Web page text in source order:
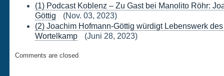
(1) Podcast Koblenz – Zu Gast bei Manolito Röhr:
Göttig
(Nov. 03, 2023)
(2) Joachim Hofmann-Göttig würdigt Lebenswerk
Wortelkamp
(Juni 28, 2023)
Comments are closed